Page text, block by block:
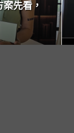
先看，